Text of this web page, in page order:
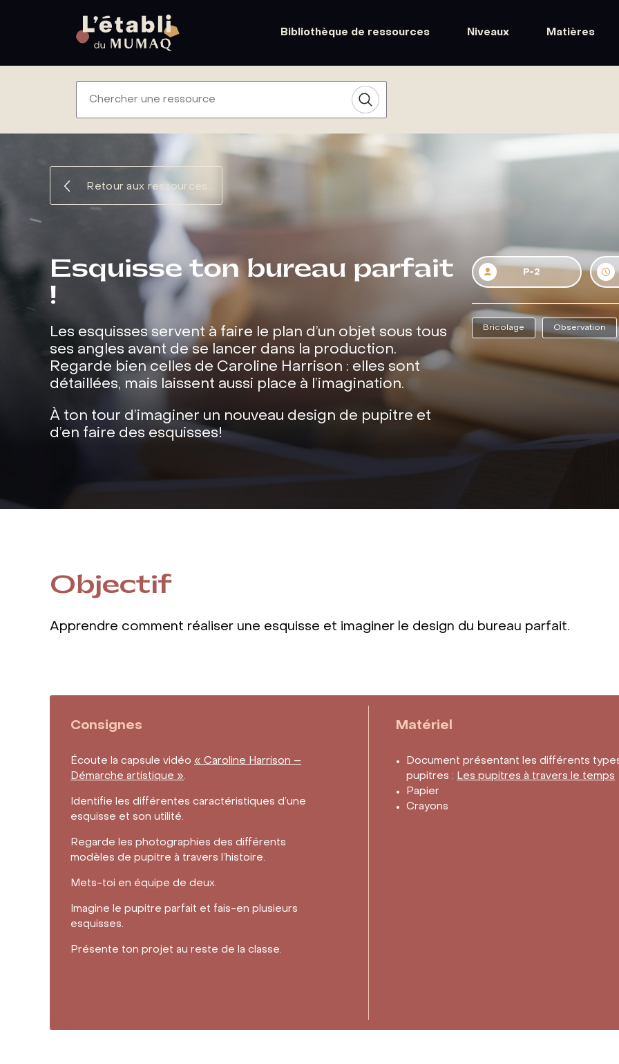
Bibliothèque de ressources Niveaux Matières
Retour aux ressources
Esquisse ton bureau parfait
!
Les esquisses servent à faire le plan d’un objet sous tous
ses angles avant de se lancer dans la production.
Regarde bien celles de Caroline Harrison : elles sont
détaillées, mais laissent aussi place à l’imagination.
À ton tour d’imaginer un nouveau design de pupitre et
d’en faire des esquisses!
P-2
Bricolage Observation
Objectif
Apprendre comment réaliser une esquisse et imaginer le design du bureau parfait.
Consignes
Écoute la capsule vidéo « Caroline Harrison –
Démarche artistique ».
Identifie les différentes caractéristiques d’une
esquisse et son utilité.
Regarde les photographies des différents
modèles de pupitre à travers l’histoire.
Mets-toi en équipe de deux.
Imagine le pupitre parfait et fais-en plusieurs
esquisses.
Présente ton projet au reste de la classe.
Matériel
Document présentant les différents
pupitres : Les pupitres à travers le temps
Papier
Crayons